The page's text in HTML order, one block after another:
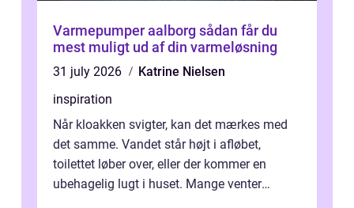
Varmepumper aalborg sådan får du
mest muligt ud af din varmeløsning
31 july 2026
Katrine Nielsen
inspiration
Når kloakken svigter, kan det mærkes med
det samme. Vandet står højt i afløbet,
toilettet løber over, eller der kommer en
ubehagelig lugt i huset. Mange venter